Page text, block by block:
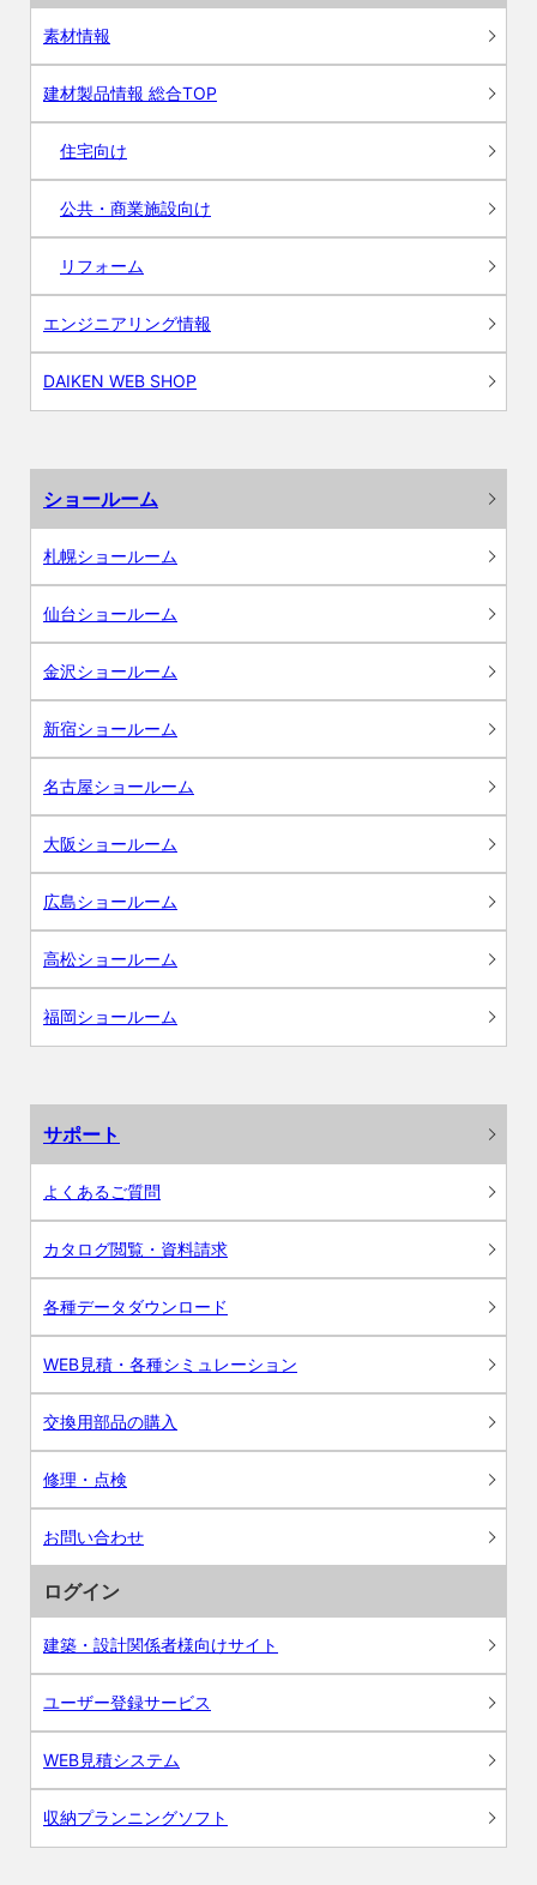
素材情報
建材製品情報 総合TOP
住宅向け
公共・商業施設向け
リフォーム
エンジニアリング情報
DAIKEN WEB SHOP
ショールーム
札幌ショールーム
仙台ショールーム
金沢ショールーム
新宿ショールーム
名古屋ショールーム
大阪ショールーム
広島ショールーム
高松ショールーム
福岡ショールーム
サポート
よくあるご質問
カタログ閲覧・資料請求
各種データダウンロード
WEB見積・各種シミュレーション
交換用部品の購入
修理・点検
お問い合わせ
ログイン
建築・設計関係者様向けサイト
ユーザー登録サービス
WEB見積システム
収納プランニングソフト